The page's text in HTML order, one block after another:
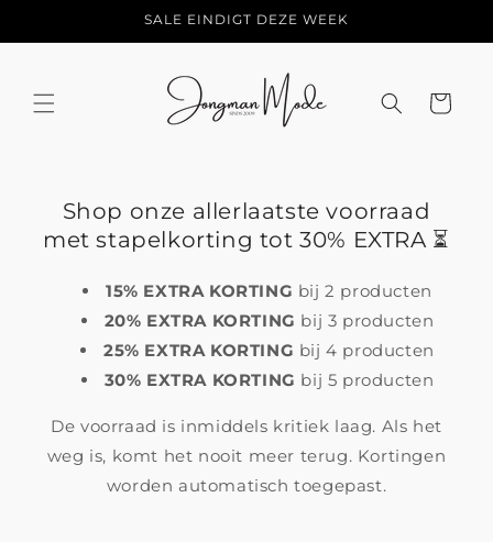
content
SALE EINDIGT DEZE WEEK
Shop onze allerlaatste voorraad
met stapelkorting tot 30% EXTRA ⏳
15% EXTRA KORTING bij 2 producten
20% EXTRA KORTING bij 3 producten
25% EXTRA KORTING bij 4 producten
30% EXTRA KORTING bij 5 producten
De voorraad is inmiddels kritiek laag. Als het
weg is, komt het nooit meer terug. Kortingen
worden automatisch toegepast.